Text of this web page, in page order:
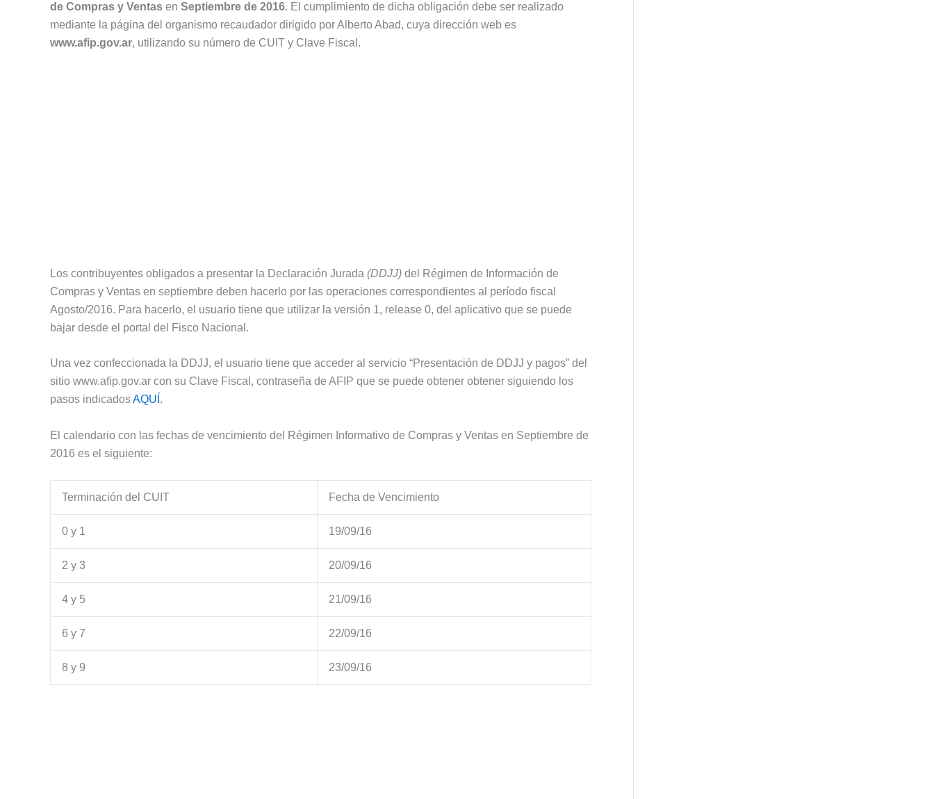
de Compras y Ventas en Septiembre de 2016. El cumplimiento de dicha obligación debe ser realizado
mediante la página del organismo recaudador dirigido por Alberto Abad, cuya dirección web es
www.afip.gov.ar, utilizando su número de CUIT y Clave Fiscal.
Los contribuyentes obligados a presentar la Declaración Jurada (DDJJ) del Régimen de Información de
Compras y Ventas en septiembre deben hacerlo por las operaciones correspondientes al período fiscal
Agosto/2016. Para hacerlo, el usuario tiene que utilizar la versión 1, release 0, del aplicativo que se puede
bajar desde el portal del Fisco Nacional.
Una vez confeccionada la DDJJ, el usuario tiene que acceder al servicio “Presentación de DDJJ y pagos” del
sitio www.afip.gov.ar con su Clave Fiscal, contraseña de AFIP que se puede obtener obtener siguiendo los
pasos indicadosAQUÍ .
El calendario con las fechas de vencimiento del Régimen Informativo de Compras y Ventas en Septiembre de
2016 es el siguiente:
Terminación del CUIT Fecha de Vencimiento
0 y 1 19/09/16
2 y 3 20/09/16
4 y 5 21/09/16
6 y 7 22/09/16
8 y 9 23/09/16